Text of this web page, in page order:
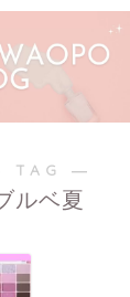
TAG ―
ルベ夏